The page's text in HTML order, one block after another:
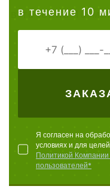
в течение 10
Я согласен на
условиях и для
Политикой
пользователей*